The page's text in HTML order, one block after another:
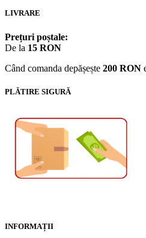
LIVRARE
Prețuri poștale:
De la 15 RON
Când comanda depășește 200 RON
PLĂTIRE SIGURĂ
INFORMAȚII